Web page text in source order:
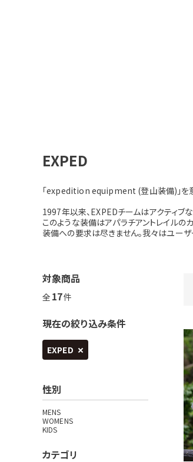
EXPED
「expedition equipment (登山装備)」を
1997年以来、EXPEDチームはアクティブ
このような装備はアパラチアントレイルの
装備への要求は尽きません。我々はユー
対象商品
全 17件
現在の絞り込み条件
EXPED
性別
MENS
WOMENS
KIDS
カテゴリ